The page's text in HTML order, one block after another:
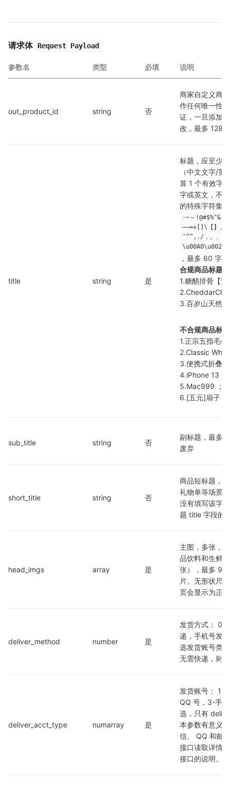
请求体 Request Payload
参数名 类型 必填 说明
out_product_id string 否
商家自定义商
作任何唯一性
证，一旦添加
改，最多 128
title string 是
标题，应至少
（中文文字/
算 1 个有效字
字或英文，不
的特殊字符集
·~～!@#$%^&()
——=+[]\【】
‘“”,./，。、
合规商品标题
1.糖醋排骨【
3.百岁山天然
不合规商品标
1.正宗五指毛
2.Classic
3.便携式折叠
4.iPhone 13 ；
5.Mac999 ；
6.[五元]扇子
sub_title string 否
副标题，最多
废弃
short_title string 否
商品短标题，
礼物单等场景
没有填写该字
题 title 字段的
head_imgs array 是
主图，多张，
品饮料和生鲜
张），最多 9
片。无形状尺
页会显示为正
deliver_method number 是
发货方式： 0-
递，手机号发
选发货账号类
无需快递，则
deliver_acct_type numarray 是
发货账号： 1-
QQ 号，3-手
选，只有
本参数有意义
信、 QQ 和邮
接口读取详情
接口的说明。